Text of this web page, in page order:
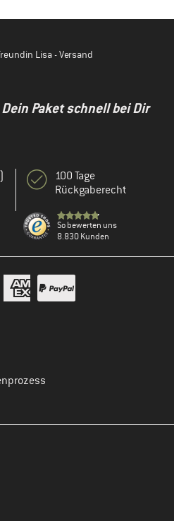
Lisa - Versand
Paket schnell bei Dir
100 Tage
Rückgaberecht
So bewerten uns
8.830 Kunden